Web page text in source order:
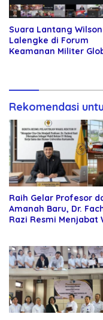
Suara Lantang Wilson
Lalengke di Forum
Keamanan Militer
Rekomendasi
Raih Gelar Profesor
Amanah Baru, Dr.
Razi Resmi Menjabat